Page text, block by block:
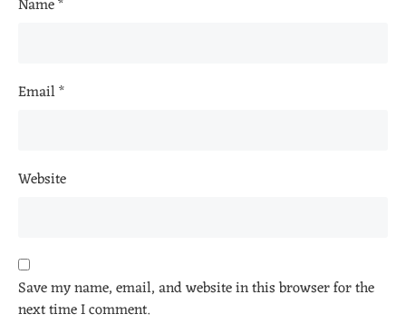
Name*
Email*
Website
Save my name, email, and website in this browser for the
next time I comment.